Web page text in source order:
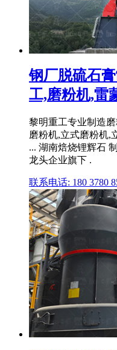
钢厂脱硫石
工,磨粉机,雷
黎明重工专业制造
磨粉机,立式磨粉机,
... 湖南焙烧锂辉石
龙头企业旗下 .
联系电话: 180 3780